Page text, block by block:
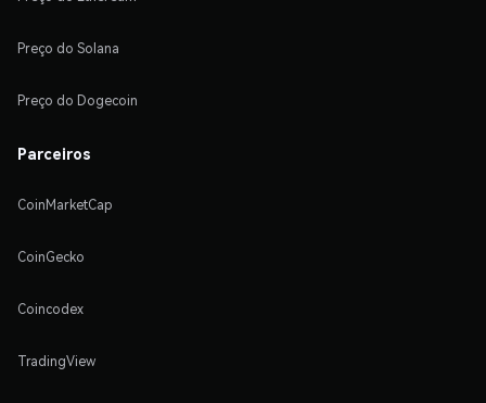
Preço do Solana
Preço do Dogecoin
Parceiros
CoinMarketCap
CoinGecko
Coincodex
TradingView